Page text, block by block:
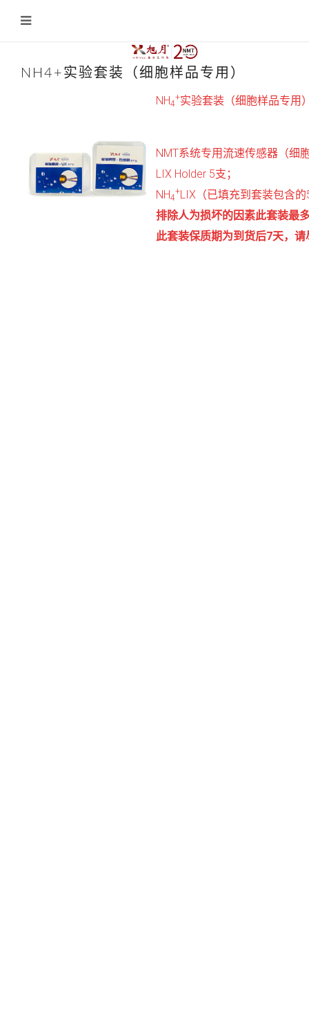
NH4+实验套装（细胞样品专用）
NH4
+实验套装（细胞样品专用
NMT系统专用流速传感器（细
LIX Holder 5支；
NH4
+LIX（已填充到套装包含
排除人为损坏的因素此套装最
此套装保质期为到货后7天，